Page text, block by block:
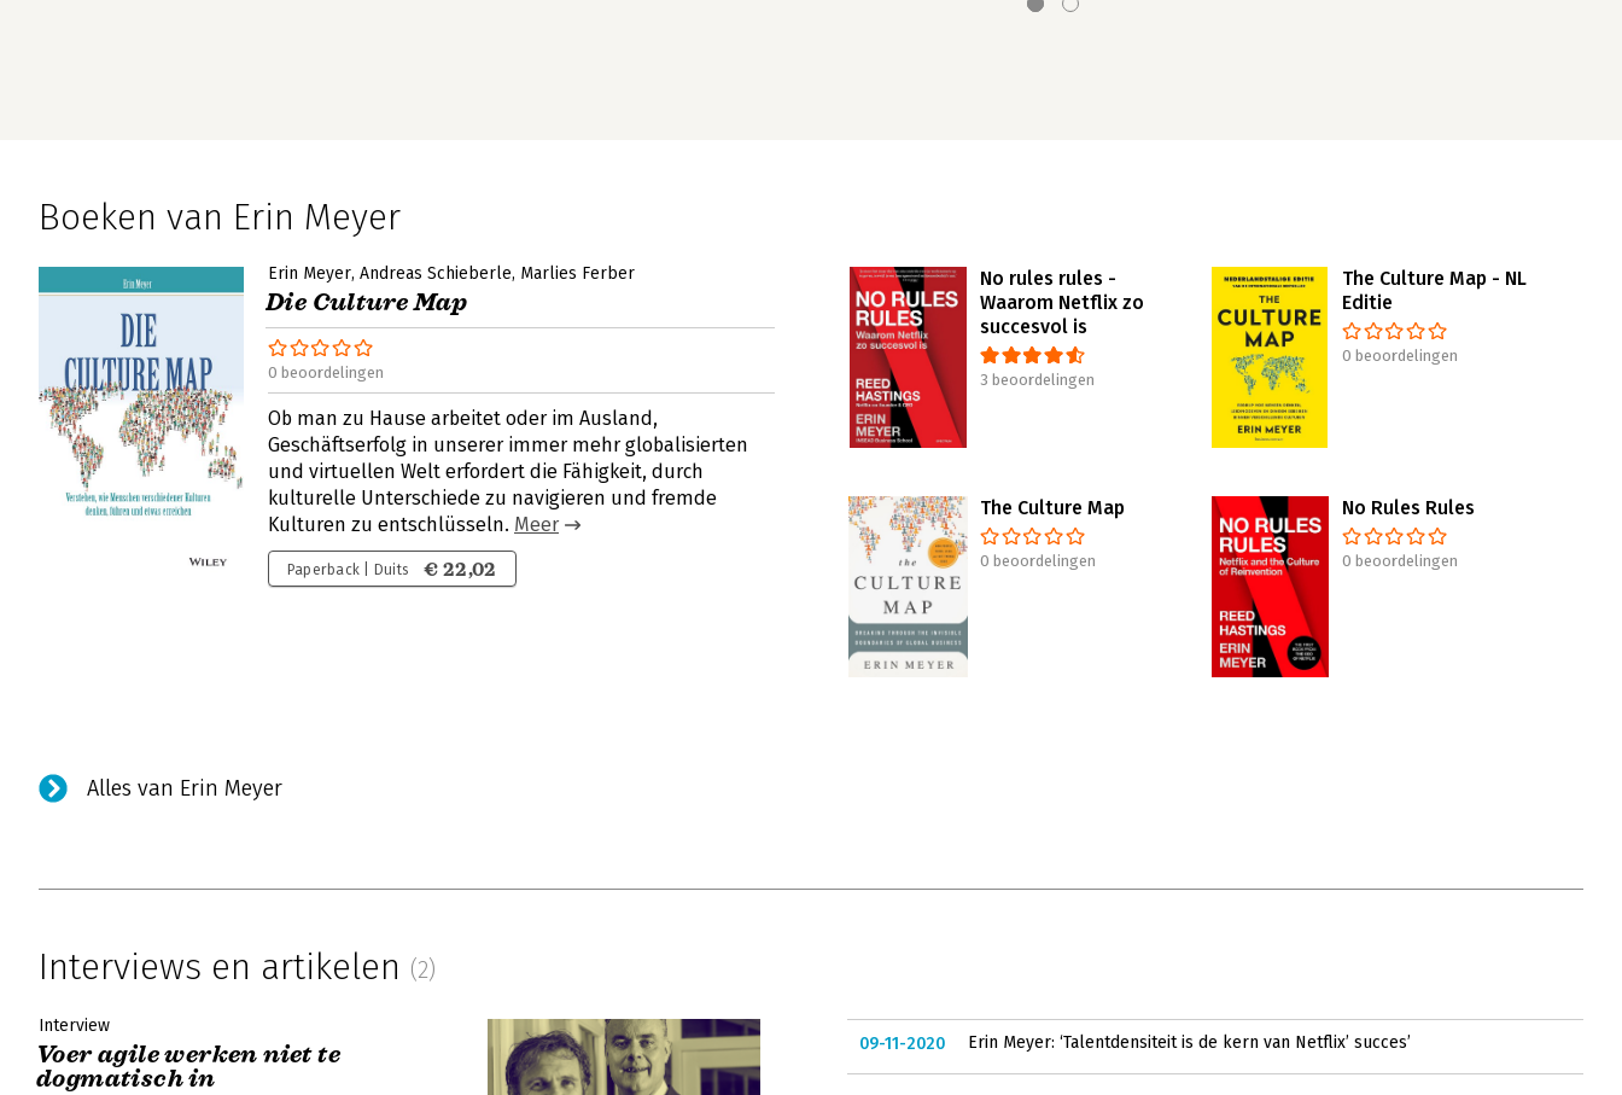
Boeken van Erin Meyer
Erin Meyer Andreas Schieberle Marlies Ferber
Die Culture Map
0 beoordelingen
Ob man zu Hause arbeitet oder im Ausland,
Geschäftserfolg in unserer immer mehr globalisierten
und virtuellen Welt erfordert die Fähigkeit, durch
kulturelle Unterschiede zu navigieren und fremde
Kulturen zu entschlüsseln. Meer
Paperback | Duits € 22,02
No rules rules -
Waarom Netflix zo
succesvol is
3 beoordelingen
The Culture Map - NL
Editie
0 beoordelingen
The Culture Map
0 beoordelingen
No Rules Rules
0 beoordelingen
Alles van Erin Meyer
Interviews en artikelen (2)
Interview
Voer agile werken niet te
dogmatisch in
09-11-2020 Erin Meyer: ‘Talentdensiteit is de kern van Netflix’ succes’